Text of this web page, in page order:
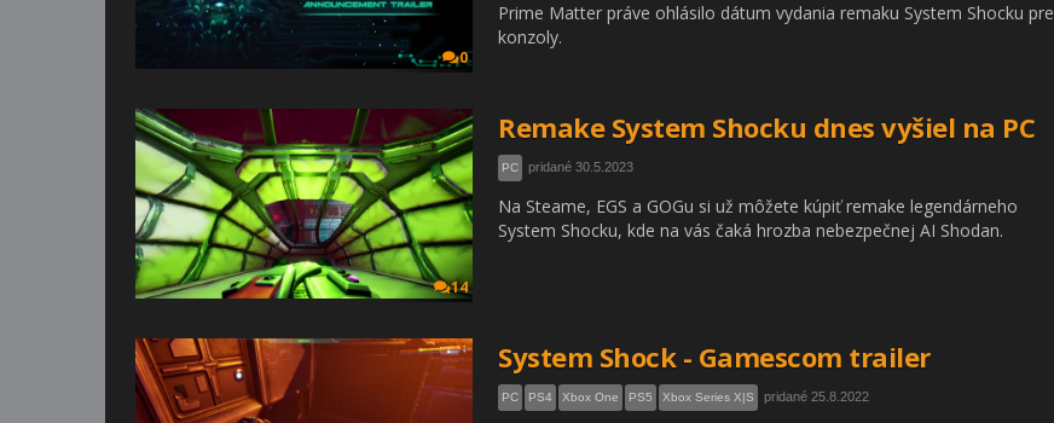
0
Prime Matter práve ohlásilo dátum vydania remaku System Shocku pre
konzoly.
14
Remake System Shocku dnes vyšiel na PC
PC pridané 30.5.2023
Na Steame, EGS a GOGu si už môžete kúpiť remake legendárneho
System Shocku, kde na vás čaká hrozba nebezpečnej AI Shodan.
System Shock - Gamescom trailer
PC PS4 Xbox One PS5 Xbox Series X|S pridané 25.8.2022